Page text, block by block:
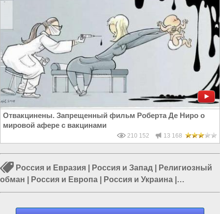
Отвакцинены. Запрещенный фильм Роберта Де Ниро о
мировой афере с вакцинами
210 152 13 168
Россия и Евразия Россия и Запад
Религиозный
обман
Россия и Европа Россия и Украина
Церковная братва|Политика в России